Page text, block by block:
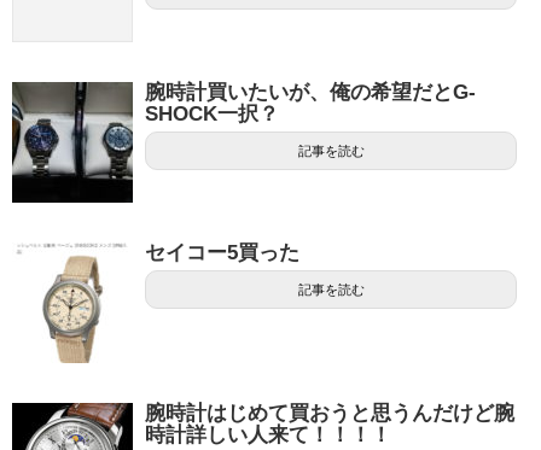
腕時計買いたいが、俺の希望だとG-
SHOCK一択？
記事を読む
セイコー5買った
記事を読む
腕時計はじめて買おうと思うんだけど腕
時計詳しい人来て！！！！